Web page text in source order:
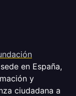
en España,
y
ciudadana a